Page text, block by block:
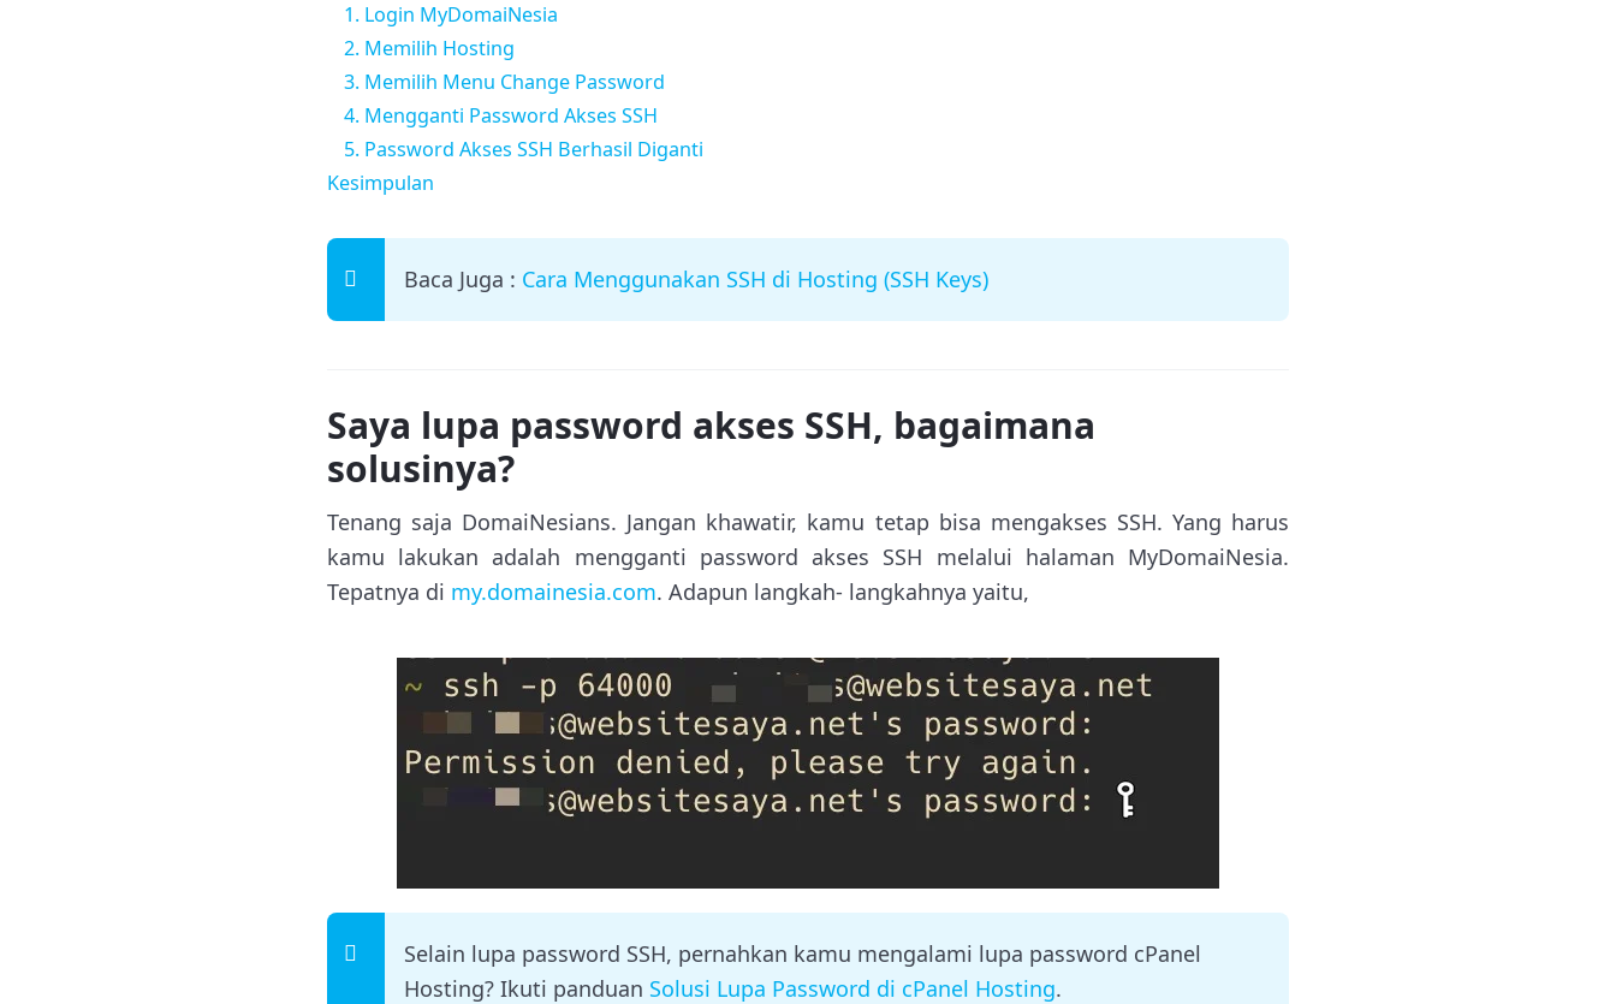
1. Login MyDomaiNesia
2. Memilih Hosting
3. Memilih Menu Change Password
4. Mengganti Password Akses SSH
5. Password Akses SSH Berhasil Diganti
Kesimpulan
Baca Juga : Cara Menggunakan SSH di Hosting (SSH Keys)
Saya lupa password akses SSH, bagaimana
solusinya?
Tenang saja DomaiNesians. Jangan khawatir, kamu tetap bisa mengakses SSH. Yang harus
kamu lakukan adalah mengganti password akses SSH melalui halaman MyDomaiNesia.
Tepatnya di my.domainesia.com. Adapun langkah- langkahnya yaitu,
Selain lupa password SSH, pernahkan kamu mengalami lupa password cPanel
Hosting? Ikuti panduan Solusi Lupa Password di cPanel Hosting.